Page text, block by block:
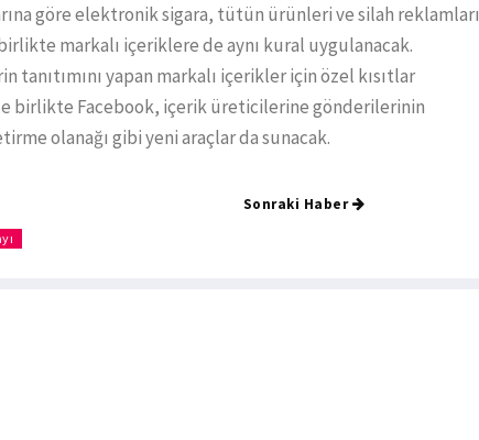
göre elektronik sigara, tütün ürünleri ve silah reklamları
markalı içeriklere de aynı kural uygulanacak.
tanıtımını yapan markalı içerikler için özel kısıtlar
birlikte Facebook, içerik üreticilerine gönderilerinin
olanağı gibi yeni araçlar da sunacak.
Sonraki Haber